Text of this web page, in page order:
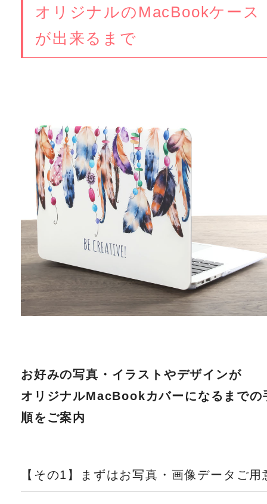
オリジナルのMacBookケース
が出来るまで
お好みの写真・イラストやデザインが
オリジナルMacBookカバーになるまでの
順をご案内
【その1】まずはお写真・画像データご用